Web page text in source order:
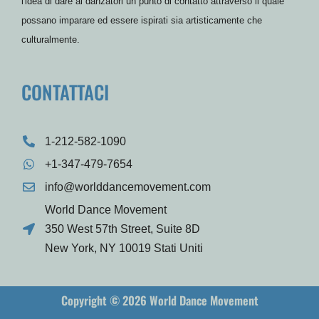
possano imparare ed essere ispirati sia artisticamente che
culturalmente.
CONTATTACI
1-212-582-1090
+1-347-479-7654
info@worlddancemovement.com
World Dance Movement
350 West 57th Street, Suite 8D
New York, NY 10019 Stati Uniti
Copyright © 2026 World Dance Movement